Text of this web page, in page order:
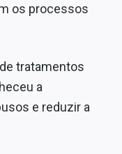
os processos
tratamentos
a
e reduzir a